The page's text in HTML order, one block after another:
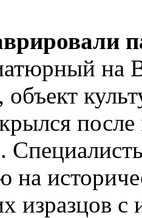
на
объект
на
изразцов с